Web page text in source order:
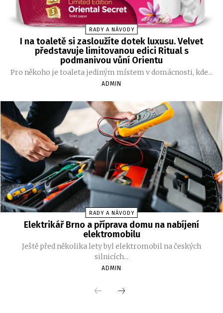
RADY A NÁVODY
I na toaletě si zasloužíte dotek luxusu. Velvet
představuje limitovanou edici Ritual s
podmanivou vůní Orientu
Pro někoho je toaleta jediným místem v domácnosti, kde...
ADMIN
RADY A NÁVODY
Elektrikář Brno a příprava domu na nabíjení
elektromobilu
Ještě před několika lety byl elektromobil na českých
silnicích...
ADMIN